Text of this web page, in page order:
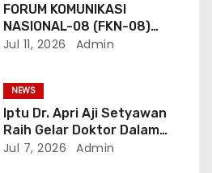
FORUM KOMUNIKASI
NASIONAL-08 (FKN-08)
Dukung Program
Jul 11, 2026 Admin
NEWS
Iptu Dr. Apri Aji Setyawan
Raih Gelar Doktor Dalam
Sidang Terbuka Promosi
Jul 7, 2026 Admin